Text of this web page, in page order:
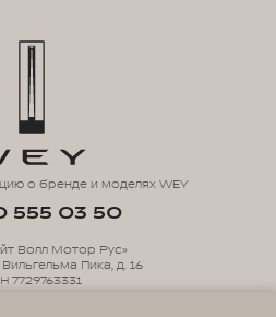
о бренде и моделях WEY
555 03 50
Волл Мотор Рус»
Пика, д. 16
7729763331